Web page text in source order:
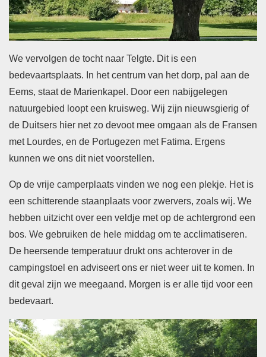
We vervolgen de tocht naar Telgte. Dit is een
bedevaartsplaats. In het centrum van het dorp, pal aan de
Eems, staat de Marienkapel. Door een nabijgelegen
natuurgebied loopt een kruisweg. Wij zijn nieuwsgierig of
de Duitsers hier net zo devoot mee omgaan als de Fransen
met Lourdes, en de Portugezen met Fatima. Ergens
kunnen we ons dit niet voorstellen.
Op de vrije camperplaats vinden we nog een plekje. Het is
een schitterende staanplaats voor zwervers, zoals wij. We
hebben uitzicht over een veldje met op de achtergrond een
bos. We gebruiken de hele middag om te acclimatiseren.
De heersende temperatuur drukt ons achterover in de
campingstoel en adviseert ons er niet weer uit te komen. In
dit geval zijn we meegaand. Morgen is er alle tijd voor een
bedevaart.